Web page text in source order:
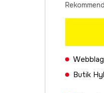
Butik